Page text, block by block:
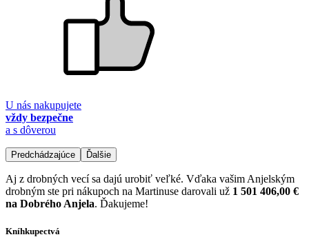
U nás nakupujete
vždy bezpečne
a s dôverou
Predchádzajúce Ďalšie
Aj z drobných vecí sa dajú urobiť veľké. Vďaka vašim Anjelským
drobným ste pri nákupoch na Martinuse darovali už 1 501 406,00 €
na Dobrého Anjela. Ďakujeme!
Kníhkupectvá